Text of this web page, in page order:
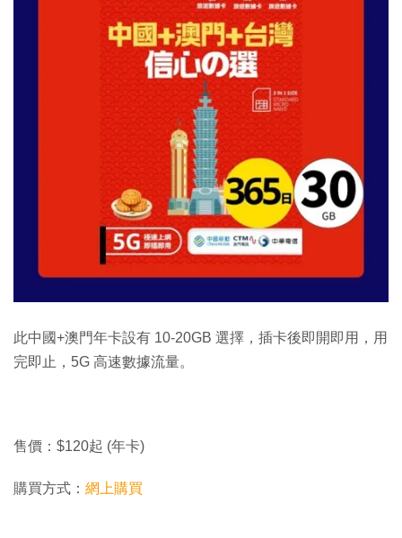
此中國+澳門年卡設有 10-20GB 選擇，插卡後即開即用，用
完即止，5G 高速數據流量。
售價：$120起 (年卡)
購買方式： 網上購買